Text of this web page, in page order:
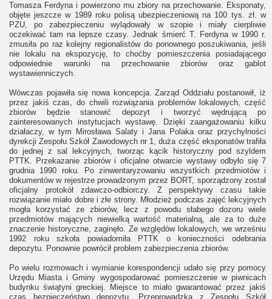
Tomasza Ferdyna i powierzono mu zbiory na przechowanie. Eksponaty,
objęte jeszcze w 1989 roku polisą ubezpieczeniową na 100 tys. zł. w
PZU, po zabezpieczeniu wylądowały w szopie i miały cierpliwie
oczekiwać tam na lepsze czasy. Jednak śmierć T. Ferdyna w 1990 r.
zmusiła po raz kolejny regionalistów do ponownego poszukiwania, jeśli
nie lokalu na ekspozycję, to choćby pomieszczenia posiadającego
odpowiednie warunki na przechowanie zbiorów oraz gablot
wystawienniczych.
Wówczas pojawiła się nowa koncepcja. Zarząd Oddziału postanowił, iż
przez jakiś czas, do chwili rozwiązania problemów lokalowych, część
zbiorów będzie stanowić depozyt i tworzyć wędrującą po
zainteresowanych instytucjach wystawę. Dzięki zaangażowaniu kilku
działaczy, w tym Mirosława Salaty i Jana Polaka oraz przychylności
dyrekcji Zespołu Szkół Zawodowych nr 1, duża część eksponatów trafiła
do jednej z sal lekcyjnych, tworząc kącik historyczny pod szyldem
PTTK. Przekazanie zbiorów i oficjalne otwarcie wystawy odbyło się 7
grudnia 1990 roku. Po zinwentaryzowaniu wszystkich przedmiotów i
dokumentów w rejestrze prowadzonym przez BORT, sporządzony został
oficjalny protokół zdawczo-odbiorczy. Z perspektywy czasu takie
rozwiązanie miało dobre i złe strony. Młodzież podczas zajęć lekcyjnych
mogła korzystać ze zbiorów, lecz z powodu słabego dozoru wiele
przedmiotów mających niewielką wartość materialną, ale za to duże
znaczenie historyczne, zaginęło. Ze względów lokalowych, we wrześniu
1992 roku szkoła powiadomiła PTTK o konieczności odebrania
depozytu. Ponownie powrócił problem zabezpieczenia zbiorów.
Po wielu rozmowach i wymianie korespondencji udało się przy pomocy
Urzędu Miasta i Gminy wygospodarować pomieszczenie w piwnicach
budynku świątyni greckiej. Miejsce to miało gwarantować przez jakiś
czas bezpieczeństwo depozytu. Przeprowadzka z Zespołu Szkół